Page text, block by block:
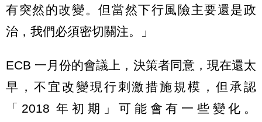
有突然的改變。但當然下行風險主要還是政
治，我們必須密切關注。」
ECB 一月份的會議上，決策者同意，現在還太
早，不宜改變現行刺激措施規模，但承認
「2018 年初期」可能會有一些變化。